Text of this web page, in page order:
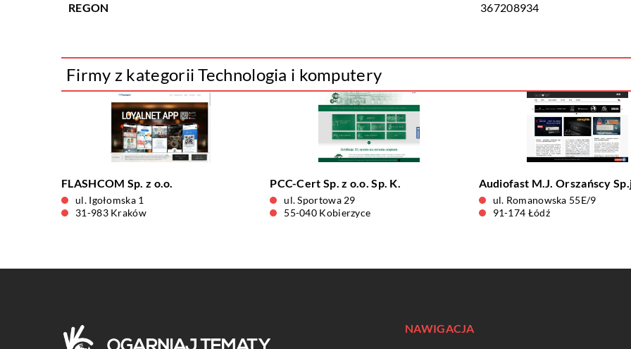
REGON 367208934
Firmy z kategorii Technologia i komputery
FLASHCOM Sp. z o.o.
ul. Igołomska 1
31-983 Kraków
PCC-Cert Sp. z o.o. Sp. K.
ul. Sportowa 29
55-040 Kobierzyce
Audiofast M.J. Orszańscy
ul. Romanowska 55E/9
91-174 Łódź
NAWIGACJA